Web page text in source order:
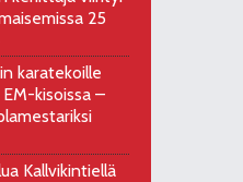
25
karatekoille
kisoissa –
Kallvikintiellä